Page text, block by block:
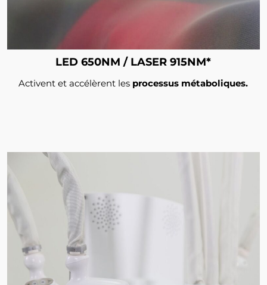
LED 650NM / LASER 915NM*
Activent et accélèrent les processus métaboliques.